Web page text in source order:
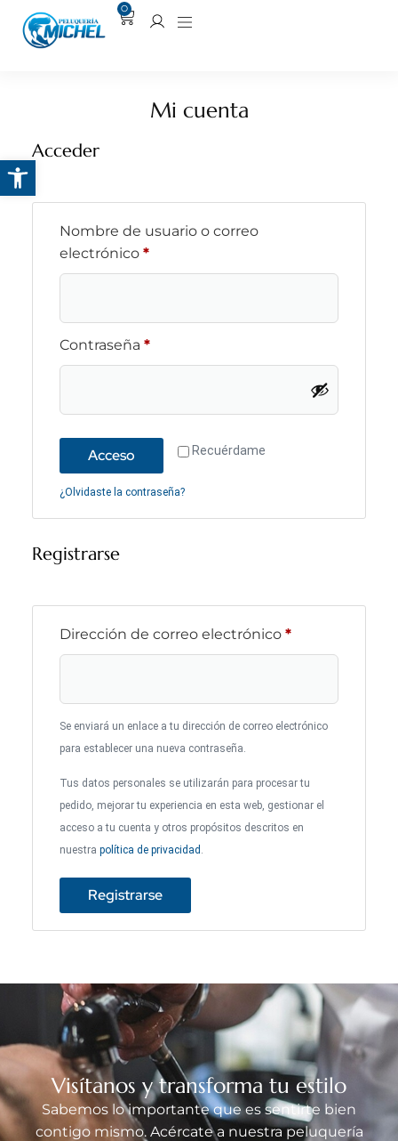
Abrir barra de herramientas
0
Mi cuenta
Acceder
Nombre de usuario o correo
electrónico *
Contraseña *
Recuérdame
Acceso
¿Olvidaste la contraseña?
Registrarse
Dirección de correo electrónico *
Se enviará un enlace a tu dirección de correo electrónico
para establecer una nueva contraseña.
Tus datos personales se utilizarán para procesar tu
pedido, mejorar tu experiencia en esta web, gestionar el
acceso a tu cuenta y otros propósitos descritos en
nuestra política de privacidad .
Registrarse
Visítanos y transforma tu estilo
Sabemos lo importante que es sentirte bien
contigo mismo. Acércate a nuestra peluquería